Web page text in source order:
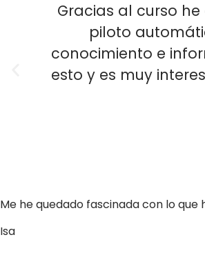
Gracias al curso
piloto
conocimiento e
esto y es muy
Me he quedado fascinada con lo
Isa